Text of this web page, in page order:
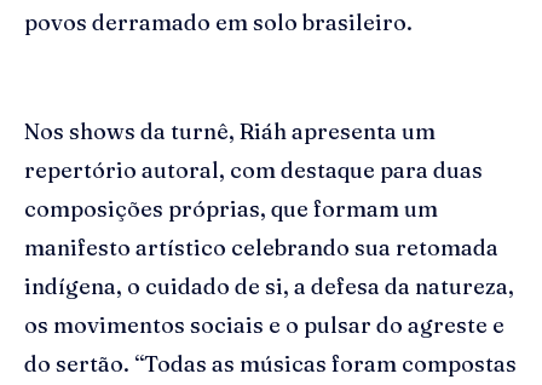
povos derramado em solo brasileiro.
Nos shows da turnê, Riáh apresenta um
repertório autoral, com destaque para duas
composições próprias, que formam um
manifesto artístico celebrando sua retomada
indígena, o cuidado de si, a defesa da natureza,
os movimentos sociais e o pulsar do agreste e
do sertão. “Todas as músicas foram compostas